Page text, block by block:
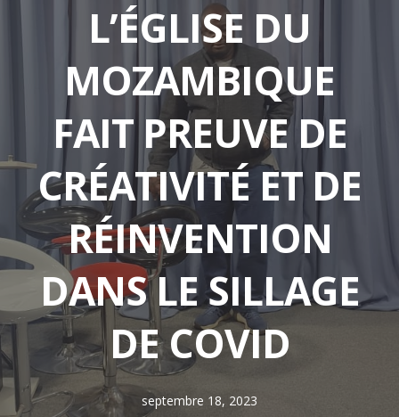
L’ÉGLISE DU
MOZAMBIQUE
FAIT PREUVE DE
CRÉATIVITÉ ET DE
RÉINVENTION
DANS LE SILLAGE
DE COVID
septembre 18, 2023